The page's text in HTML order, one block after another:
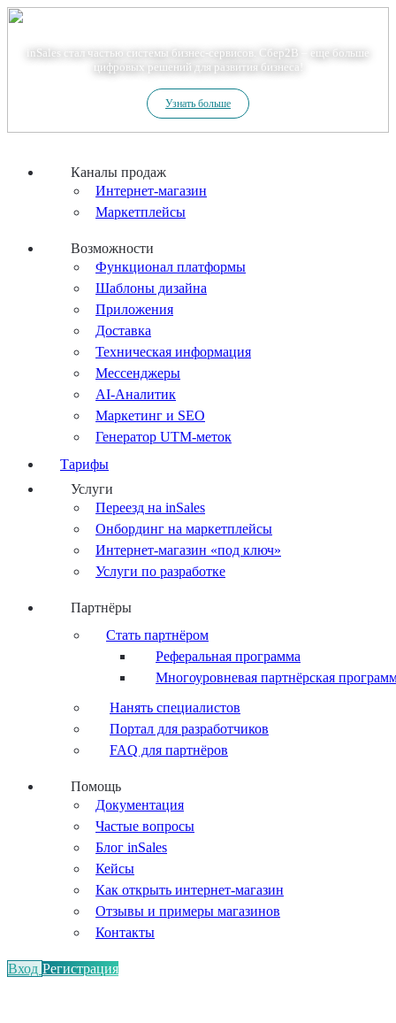
inSales стал частью системы бизнес-сервисов. Сбер2В – еще больше
цифровых решений для развития бизнеса!
Узнать больше
Каналы продаж
Интернет-магазин
Маркетплейсы
Возможности
Функционал платформы
Шаблоны дизайна
Приложения
Доставка
Техническая информация
Мессенджеры
AI-Аналитик
Маркетинг и SEO
Генератор UTM-меток
Тарифы
Услуги
Переезд на inSales
Онбординг на маркетплейсы
Интернет-магазин «под ключ»
Услуги по разработке
Партнёры
Стать партнёром
Реферальная программа
Многоуровневая партнёрская
Нанять специалистов
Портал для разработчиков
FAQ для партнёров
Помощь
Документация
Частые вопросы
Блог inSales
Кейсы
Как открыть интернет-магазин
Отзывы и примеры магазинов
Контакты
Вход Регистрация